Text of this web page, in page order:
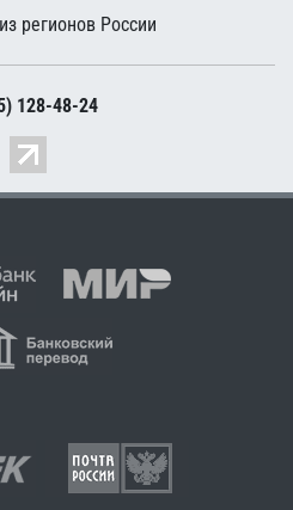
регионов России
128-48-24